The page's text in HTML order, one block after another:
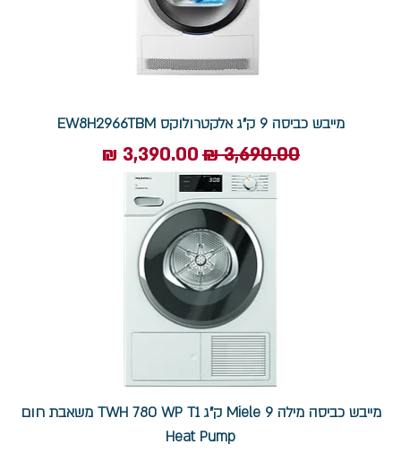
מייבש כביסה 9 ק"ג אלקטרולוקס EW8H2966TBM
מחיר רגיל מחיר מבצע
מייבש כביסה מילה Miele 9 ק"ג TWH 780 WP T1 משאבת חום
Heat Pump